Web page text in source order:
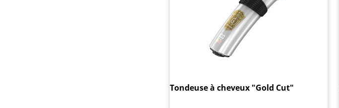
Tondeuse à cheveux "Gold Cut"